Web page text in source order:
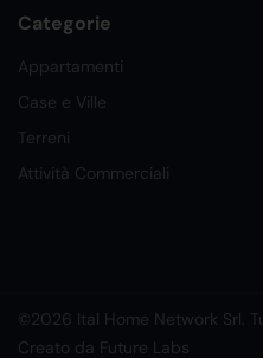
Categorie
Appartamenti
Case e Ville
Terreni
Attività Commerciali
©2026 Ital Home Network Srl.
Creato da Future Labs